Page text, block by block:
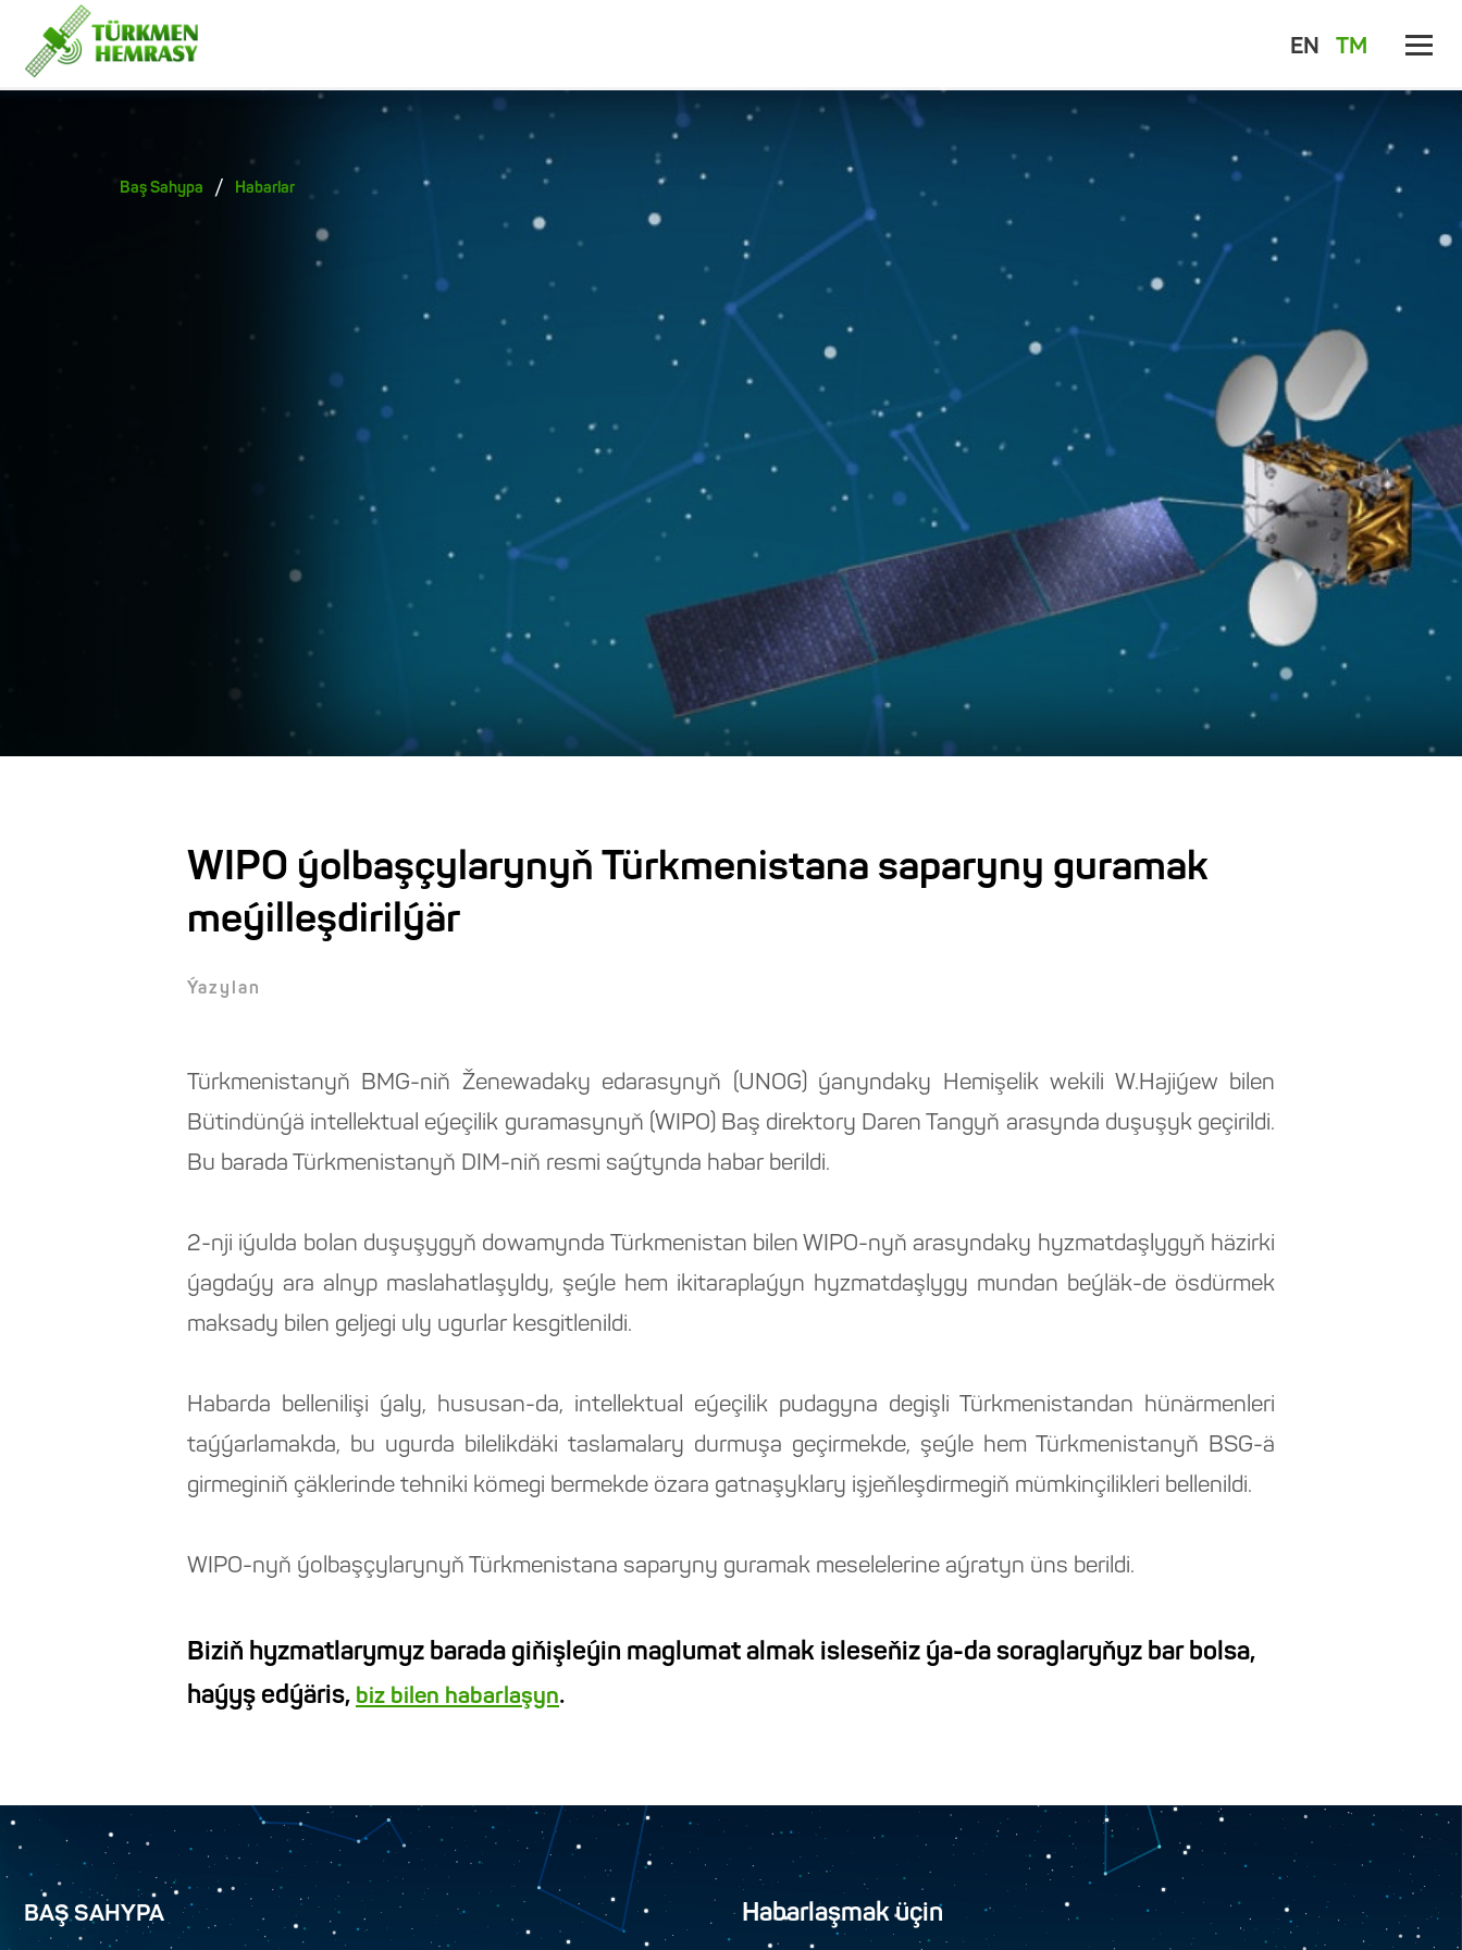
EN TM
Baş Sahypa / Habarlar
WIPO ýolbaşçylarynyň Türkmenistana saparyny guramak
meýilleşdirilýär
Ýazylan
Türkmenistanyň BMG-niň Ženewadaky edarasynyň (UNOG) ýanyndaky Hemişelik wekili W.Hajiýew bilen
Bütindünýä intellektual eýeçilik guramasynyň (WIPO) Baş direktory Daren Tangyň arasynda duşuşyk geçirildi.
Bu barada Türkmenistanyň DIM-niň resmi saýtynda habar berildi.
2-nji iýulda bolan duşuşygyň dowamynda Türkmenistan bilen WIPO-nyň arasyndaky hyzmatdaşlygyň häzirki
ýagdaýy ara alnyp maslahatlaşyldy, şeýle hem ikitaraplaýyn hyzmatdaşlygy mundan beýläk-de ösdürmek
maksady bilen geljegi uly ugurlar kesgitlenildi.
Habarda bellenilişi ýaly, hususan-da, intellektual eýeçilik pudagyna degişli Türkmenistandan hünärmenleri
taýýarlamakda, bu ugurda bilelikdäki taslamalary durmuşa geçirmekde, şeýle hem Türkmenistanyň BSG-ä
girmeginiň çäklerinde tehniki kömegi bermekde özara gatnaşyklary işjeňleşdirmegiň mümkinçilikleri bellenildi.
WIPO-nyň ýolbaşçylarynyň Türkmenistana saparyny guramak meselelerine aýratyn üns berildi.
Biziň hyzmatlarymyz barada giňişleýin maglumat almak isleseňiz ýa-da soraglaryňyz bar bolsa,
haýyş edýäris, biz bilen habarlaşyn.
BAŞ SAHYPA Habarlaşmak üçin